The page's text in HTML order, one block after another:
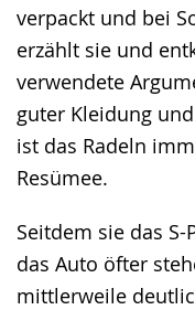
verpackt und bei
erzählt sie und
verwendete
guter Kleidung
ist das Radeln
Resümee.
Seitdem sie das
das Auto öfter
mittlerweile